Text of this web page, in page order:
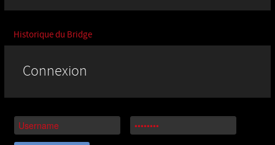
Historique du Bridge
Connexion